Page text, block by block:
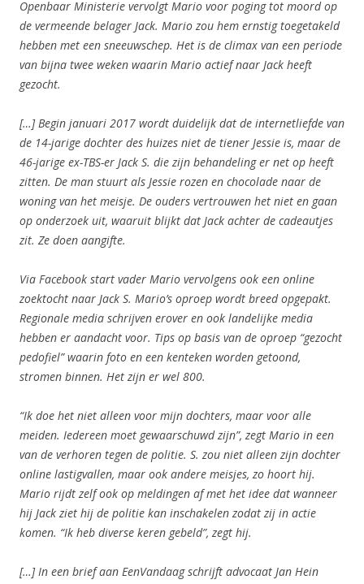
Openbaar Ministerie vervolgt Mario voor poging tot moord op
de vermeende belager Jack. Mario zou hem ernstig toegetakeld
hebben met een sneeuwschep. Het is de climax van een periode
van bijna twee weken waarin Mario actief naar Jack heeft
gezocht.
[…] Begin januari 2017 wordt duidelijk dat de internetliefde van
de 14-jarige dochter des huizes niet de tiener Jessie is, maar de
46-jarige ex-TBS-er Jack S. die zijn behandeling er net op heeft
zitten. De man stuurt als Jessie rozen en chocolade naar de
woning van het meisje. De ouders vertrouwen het niet en gaan
op onderzoek uit, waaruit blijkt dat Jack achter de cadeautjes
zit. Ze doen aangifte.
Via Facebook start vader Mario vervolgens ook een online
zoektocht naar Jack S. Mario’s oproep wordt breed opgepakt.
Regionale media schrijven erover en ook landelijke media
hebben er aandacht voor. Tips op basis van de oproep “gezocht
pedofiel” waarin foto en een kenteken worden getoond,
stromen binnen. Het zijn er wel 800.
“Ik doe het niet alleen voor mijn dochters, maar voor alle
meiden. Iedereen moet gewaarschuwd zijn”, zegt Mario in een
van de verhoren tegen de politie. S. zou niet alleen zijn dochter
online lastigvallen, maar ook andere meisjes, zo hoort hij.
Mario rijdt zelf ook op meldingen af met het idee dat wanneer
hij Jack ziet hij de politie kan inschakelen zodat zij in actie
komen. “Ik heb diverse keren gebeld”, zegt hij.
[…] In een brief aan EenVandaag schrijft advocaat Jan Hein